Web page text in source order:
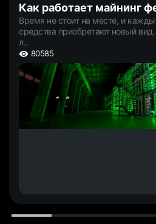
Как работает майнинг
Время не стоит на месте, и
средства приобретают новый
л..
80585